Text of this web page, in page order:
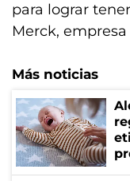
para lograr
Merck,
Más noticias